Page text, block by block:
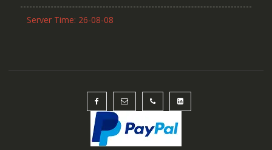
Server Time: 26-08-08